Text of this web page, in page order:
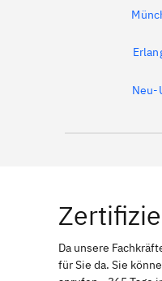
Neu-
Da unsere
für Sie da. Sie